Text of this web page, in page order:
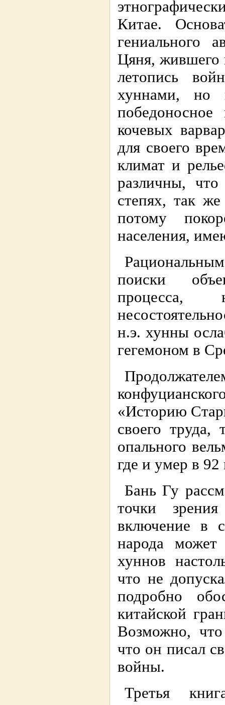
Китае.
гениального
Цяня, жившего
летопись
хуннами, но
кочевых
для своего
климат и
различны,
степях, так
потому
населения,
поиски
процесса,
н.э. хунны
гегемоном в
«Историю
своего труда,
опального
где и умер в 92
Бань Гу
точки
включение в
народа
хуннов
что не
подробно
китайской
Возможно, что
что он писал
войны.
Третья